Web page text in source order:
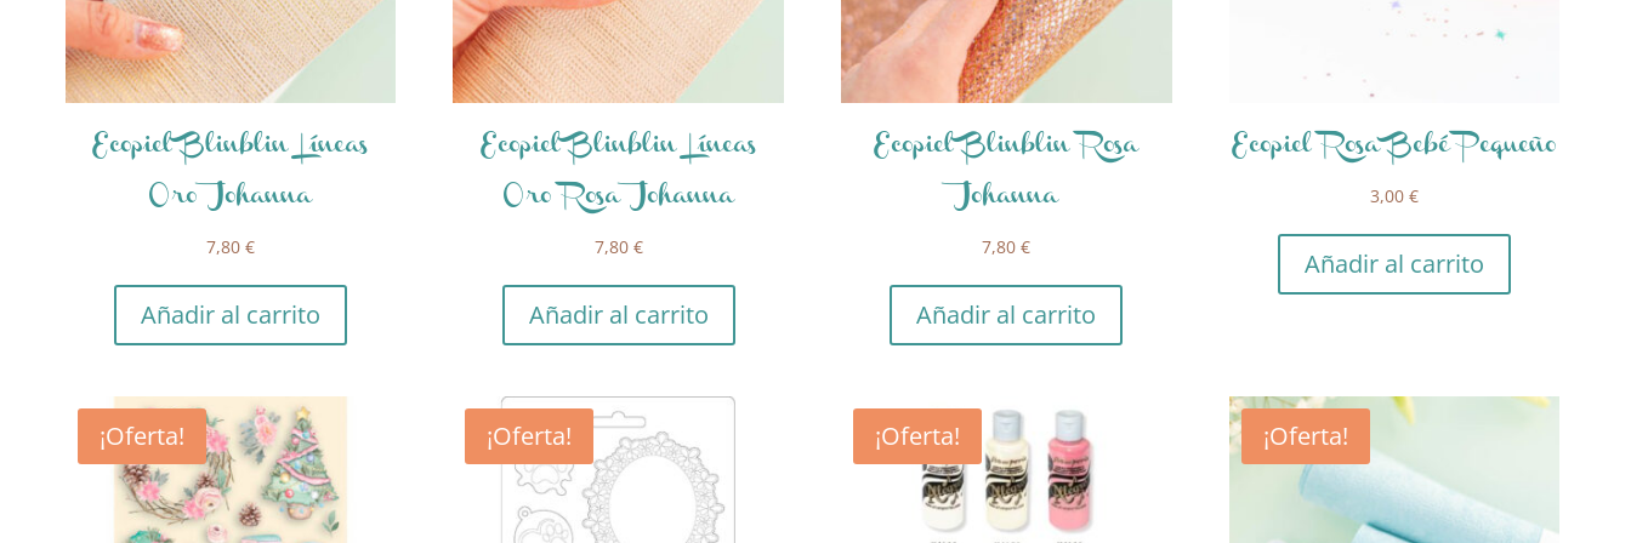
Ecopiel Blinblin Líneas
Oro Johanna
7,80€
Añadir al carrito
Ecopiel Blinblin Líneas
Oro Rosa Johanna
7,80 €
Añadir al carrito
Ecopiel Blinblin Rosa
Johanna
7,80€
Añadir al carrito
Ecopiel Rosa Bebé Pequeño
3,00 €
Añadir al carrito
¡Oferta! ¡Oferta! ¡Oferta! ¡Oferta!